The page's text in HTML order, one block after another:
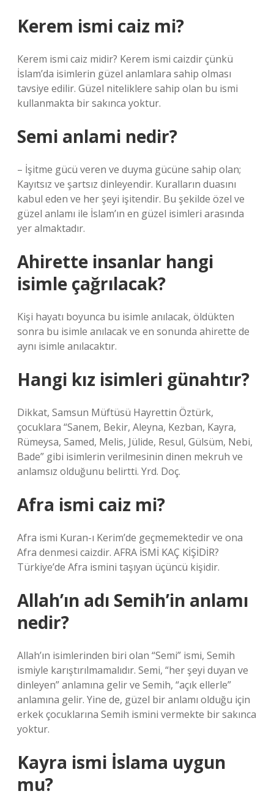
Kerem ismi caiz mi?
Kerem ismi caiz midir? Kerem ismi caizdir çünkü
İslam’da isimlerin güzel anlamlara sahip olması
tavsiye edilir. Güzel niteliklere sahip olan bu ismi
kullanmakta bir sakınca yoktur.
Semi anlami nedir?
– İşitme gücü veren ve duyma gücüne sahip olan;
Kayıtsız ve şartsız dinleyendir. Kuralların duasını
kabul eden ve her şeyi işitendir. Bu şekilde özel ve
güzel anlamı ile İslam’ın en güzel isimleri arasında
yer almaktadır.
Ahirette insanlar hangi
isimle çağrılacak?
Kişi hayatı boyunca bu isimle anılacak, öldükten
sonra bu isimle anılacak ve en sonunda ahirette de
aynı isimle anılacaktır.
Hangi kız isimleri günahtır?
Dikkat, Samsun Müftüsü Hayrettin Öztürk,
çocuklara “Sanem, Bekir, Aleyna, Kezban, Kayra,
Rümeysa, Samed, Melis, Jülide, Resul, Gülsüm, Nebi,
Bade” gibi isimlerin verilmesinin dinen mekruh ve
anlamsız olduğunu belirtti. Yrd. Doç.
Afra ismi caiz mi?
Afra ismi Kuran-ı Kerim’de geçmemektedir ve ona
Afra denmesi caizdir. AFRA İSMİ KAÇ KİŞİDİR?
Türkiye’de Afra ismini taşıyan üçüncü kişidir.
Allah’ın adı Semih’in anlamı
nedir?
Allah’ın isimlerinden biri olan “Semi” ismi, Semih
ismiyle karıştırılmamalıdır. Semi, “her şeyi duyan ve
dinleyen” anlamına gelir ve Semih, “açık ellerle”
anlamına gelir. Yine de, güzel bir anlamı olduğu için
erkek çocuklarına Semih ismini vermekte bir sakınca
yoktur.
Kayra ismi İslama uygun
mu?